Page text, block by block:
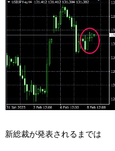
新総裁が発表されるまでは